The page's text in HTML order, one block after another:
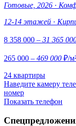
Готовые, 2026 ·
12-14 этажей ·
8 358 000 – 31 365
265 000 – 469 000 ₽/
24 квартиры
Наведите камеру
номер
Показать телефон